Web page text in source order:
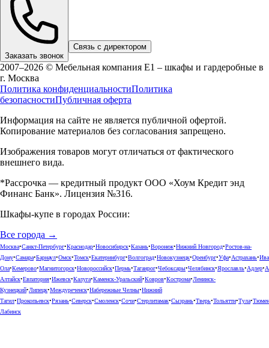
Заказать звонок
Связь с директором
2007–2026 © Мебельная компания Е1 – шкафы и гардеробные в
г. Москва
Политика конфиденциальностиПолитика
безопасностиПубличная оферта
Информация на сайте не является публичной офертой.
Копирование материалов без согласования запрещено.
Изображения товаров могут отличаться от фактического
внешнего вида.
*Рассрочка — кредитный продукт ООО «Хоум Кредит энд
Финанс Банк». Лицензия №316.
Шкафы-купе в городах России:
Все города →
Москва•Санкт-Петербург•Краснодар•Новосибирск•Казань•Воронеж•Нижний Новгород•Ростов-на-
Дону•Самара•Барнаул•Омск•Томск•Екатеринбург•Волгоград•Новокузнецк•Оренбург•Уфа•Астрахань•
Ола•Кемерово•Магнитогорск•Новороссийск•Пермь•Таганрог•Чебоксары•Челябинск•Ярославль•Адлер•
Алтайск•Евпатория•Ижевск•Калуга•Каменск-Уральский•Ковров•Кострома•Ленинск-
Кузнецкий•Липецк•Междуреченск•Набережные Челны•Нижний
Тагил•Прокопьевск•Рязань•Северск•Смоленск•Сочи•Стерлитамак•Сызрань•Тверь•Тольятти•Тула•
Лабинск